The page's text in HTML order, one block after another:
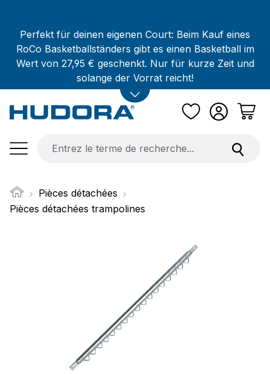
Perfekt für deinen eigenen Court: Beim Kauf eines
RoCo Basketballständers gibt es einen Basketball im
Wert von 27,95 € geschenkt. Nur für kurze Zeit und
solange der Vorrat reicht!
Pièces détachées
Pièces détachées trampolines